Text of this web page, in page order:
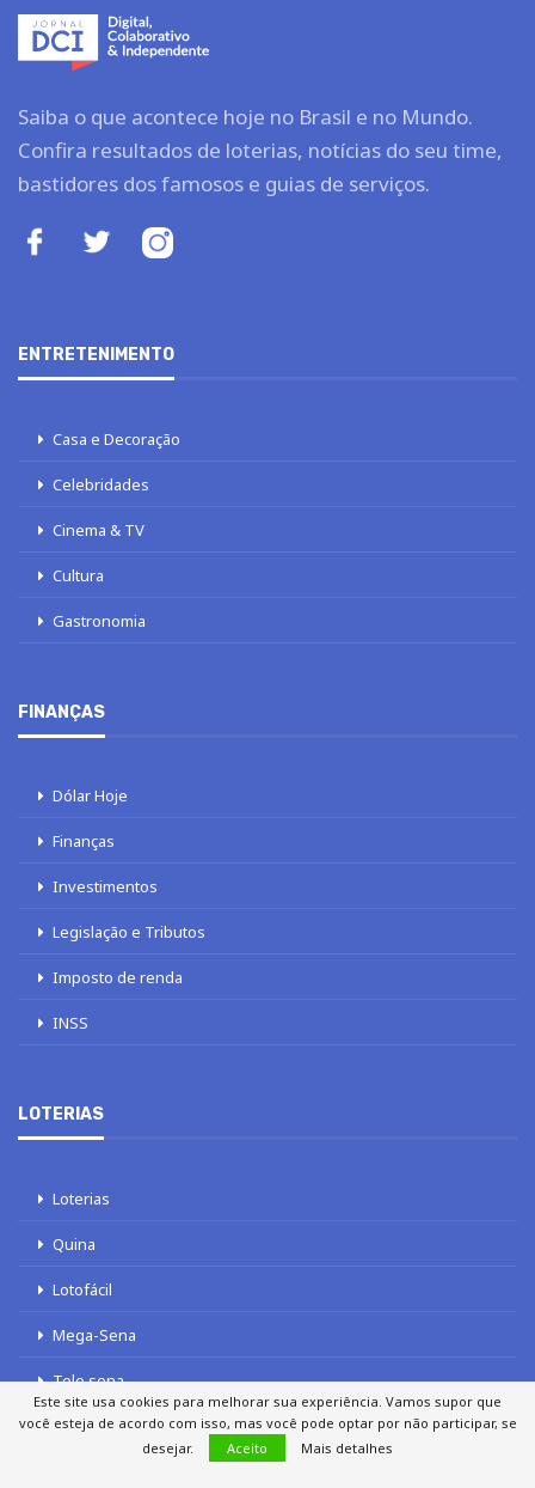
Saiba o que acontece hoje no Brasil e no Mundo.
Confira resultados de loterias, notícias do seu time,
bastidores dos famosos e guias de serviços.
ENTRETENIMENTO
Casa e Decoração
Celebridades
Cinema & TV
Cultura
Gastronomia
FINANÇAS
Dólar Hoje
Finanças
Investimentos
Legislação e Tributos
Imposto de renda
INSS
LOTERIAS
Loterias
Quina
Lotofácil
Mega-Sena
Tele sena
Este site usa cookies para melhorar sua experiência. Vamos supor que
você esteja de acordo com isso, mas você pode optar por não participar, se
desejar.
Aceito Mais detalhes